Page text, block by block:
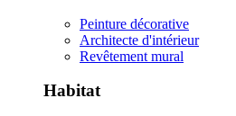
Peinture décorative
Architecte d'intérieur
Revêtement mural
Habitat